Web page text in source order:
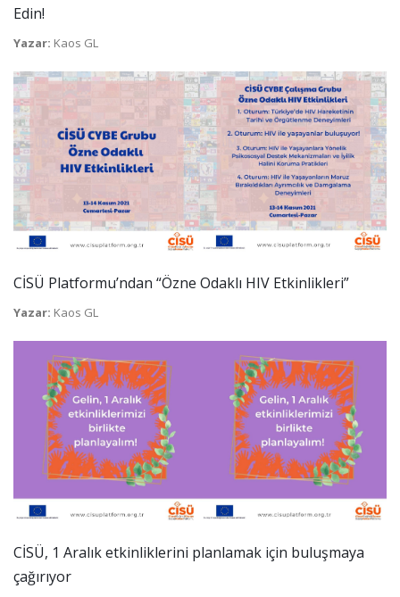
Edin!
Yazar: Kaos GL
CİSÜ Platformu’ndan “Özne Odaklı HIV Etkinlikleri”
Yazar: Kaos GL
CİSÜ, 1 Aralık etkinliklerini planlamak için buluşmaya
çağırıyor